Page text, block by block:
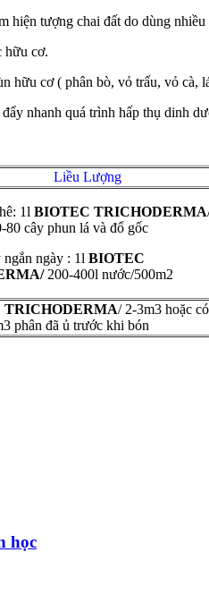
hiện tượng chai đất do dùng
hữu cơ.
hữu cơ ( phân bò, vỏ trấu, vỏ cà,
nhanh quá trình hấp thụ dinh
Liều Lượng
1l BIOTEC TRICHODERMA
80 cây phun lá và đổ gốc
ngắn ngày : 1l BIOTEC
200-400l nước/500m2
TRICHODERMA/ 2-3m3 hoặc
phân đã ủ trước khi bón
học